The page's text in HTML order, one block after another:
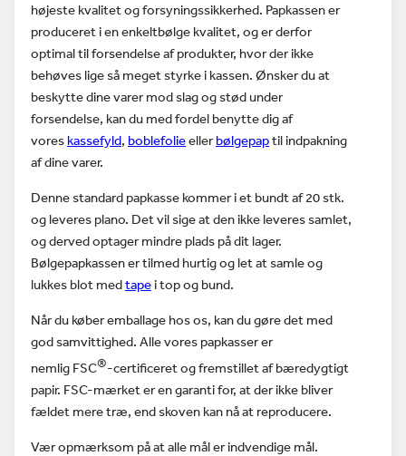
højeste kvalitet og forsyningssikkerhed. Papkassen er
produceret i en enkeltbølge kvalitet, og er derfor
optimal til forsendelse af produkter, hvor der ikke
behøves lige så meget styrke i kassen. Ønsker du at
beskytte dine varer mod slag og stød under
forsendelse, kan du med fordel benytte dig af
vores kassefyld, boblefolieellerbølgepaptil indpakning
af dine varer.
Denne standard papkasse kommer i et bundt af 20 stk.
og leveres plano. Det vil sige at den ikke leveres samlet,
og derved optager mindre plads på dit lager.
Bølgepapkassen er tilmed hurtig og let at samle og
lukkes blot medtape i top og bund.
Når du køber emballage hos os, kan du gøre det med
god samvittighed. Alle vores papkasser er
nemlig FSC®-certificeret og fremstillet af bæredygtigt
papir. FSC-mærket er en garanti for, at der ikke bliver
fældet mere træ, end skoven kan nå at reproducere.
Vær opmærksom på at alle mål er indvendige mål.